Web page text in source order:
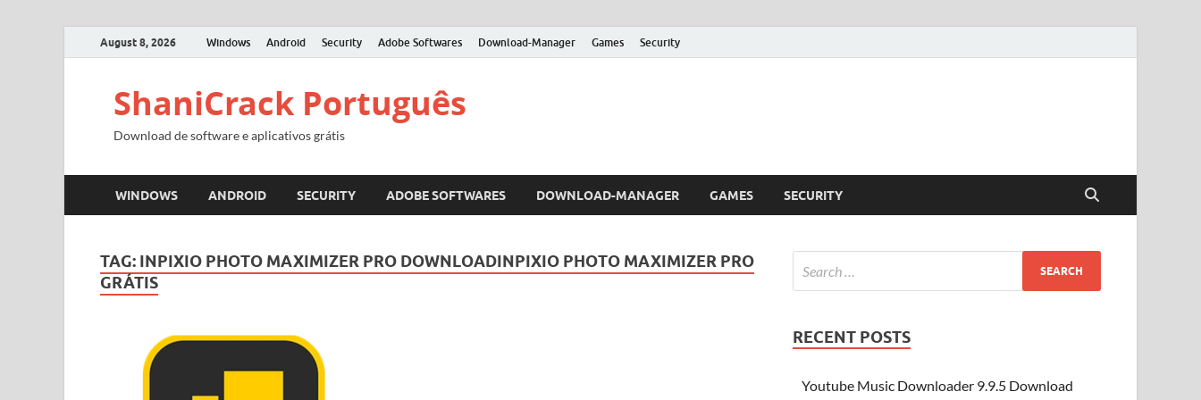
August 8, 2026 Windows Android Security Adobe Softwares Download-Manager Games Security
ShaniCrack Português
Download de software e aplicativos grátis
WINDOWS ANDROID SECURITY ADOBE SOFTWARES DOWNLOAD-MANAGER GAMES SECURITY
TAG: INPIXIO PHOTO MAXIMIZER PRO DOWNLOADINPIXIO PHOTO MAXIMIZER PRO
GRÁTIS
RECENT POSTS
Youtube Music Downloader 9.9.5 Download